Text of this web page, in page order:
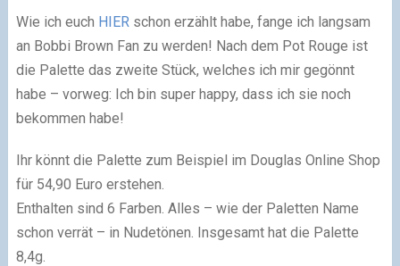
Wie ich euch HIERschon erzählt habe, fange ich langsam
an Bobbi Brown Fan zu werden! Nach dem Pot Rouge ist
die Palette das zweite Stück, welches ich mir gegönnt
habe – vorweg: Ich bin super happy, dass ich sie noch
bekommen habe!
Ihr könnt die Palette zum Beispiel im Douglas Online Shop
für 54,90 Euro erstehen.
Enthalten sind 6 Farben. Alles – wie der Paletten Name
schon verrät – in Nudetönen. Insgesamt hat die Palette
8,4g.